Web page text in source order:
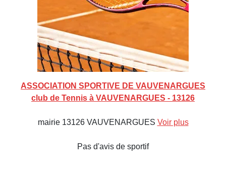
ASSOCIATION SPORTIVE DE VAUVENARGUES
club de Tennis à VAUVENARGUES - 13126
mairie 13126 VAUVENARGUES Voir plus
Pas d'avis de sportif